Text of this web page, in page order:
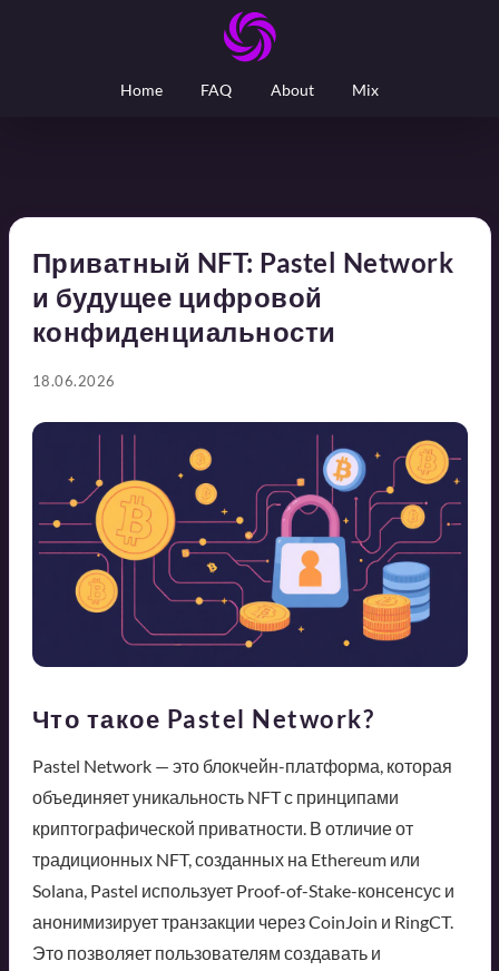
Home FAQ About Mix
Приватный NFT: Pastel Network
и будущее цифровой
конфиденциальности
18.06.2026
Что такое Pastel Network?
Pastel Network — это блокчейн-платформа, которая
объединяет уникальность NFT с принципами
криптографической приватности. В отличие от
традиционных NFT, созданных на Ethereum или
Solana, Pastel использует Proof-of-Stake-консенсус и
анонимизирует транзакции через CoinJoin и RingCT.
Это позволяет пользователям создавать и